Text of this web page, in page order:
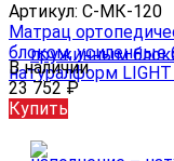
Артикул: С-МК-120
Матрац
блоком, усиленные
натуралформ
В наличии
23 752₽
Купить